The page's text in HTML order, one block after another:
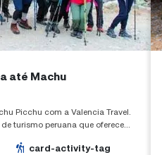
até Machu
Picchu com a Valencia Travel.
turismo peruana que oferece
card-activity-tag